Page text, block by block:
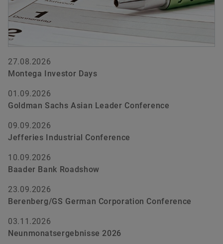
27.08.2026
Montega Investor Days
01.09.2026
Goldman Sachs Asian Leader Conference
09.09.2026
Jefferies Industrial Conference
10.09.2026
Baader Bank Roadshow
23.09.2026
Berenberg/GS German Corporation Conference
03.11.2026
Neunmonatsergebnisse 2026